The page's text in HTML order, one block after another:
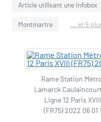
Article utilisant une Infobox
Montmartre ... et 5
Rame Station Métro
Lamarck
Ligne 12 Paris XVIII
(FR75) 2022 06 01 1